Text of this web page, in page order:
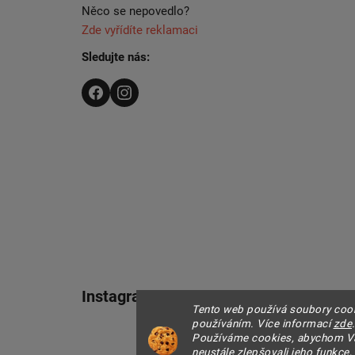
Tento web používá soubory
používáním. Více informacízde.
Používáme cookies, abychom
neustále zlepšovali jeho
Něco se nepovedlo?
Zde vyřídíte reklamaci
Sledujte nás:
Instagram